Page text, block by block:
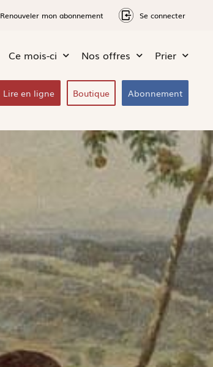
Renouveler mon abonnement Se connecter
Ce mois-ci Nos offres Prier
Lire en ligne Boutique Abonnement